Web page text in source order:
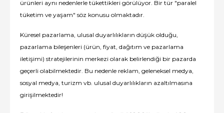
ürünleri aynı nedenlerle tükettikleri görülüyor. Bir tür "paralel
tüketim ve yaşam" söz konusu olmaktadır.
Küresel pazarlama, ulusal duyarlılıkların düşük olduğu,
pazarlama bileşenleri (ürün, fiyat, dağıtım ve pazarlama
iletişimi) stratejilerinin merkezi olarak belirlendiği bir pazarda
geçerli olabilmektedir. Bu nedenle reklam, geleneksel medya,
sosyal medya, turizm vb. ulusal duyarlılıkların azaltılmasına
girişilmektedir!